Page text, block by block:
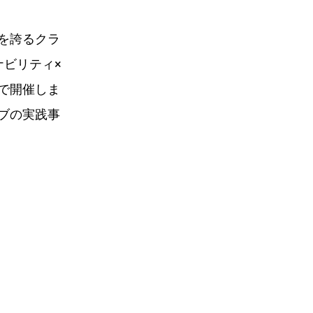
誇るクラ
リティ×
開催しま
の実践事